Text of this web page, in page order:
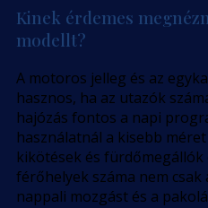
Kinek érdemes
modellt?
A motoros jelleg és az
hasznos, ha az utazók
hajózás fontos a napi
használatnál a kisebb
kikötések és
férőhelyek száma nem
nappali mozgást és a